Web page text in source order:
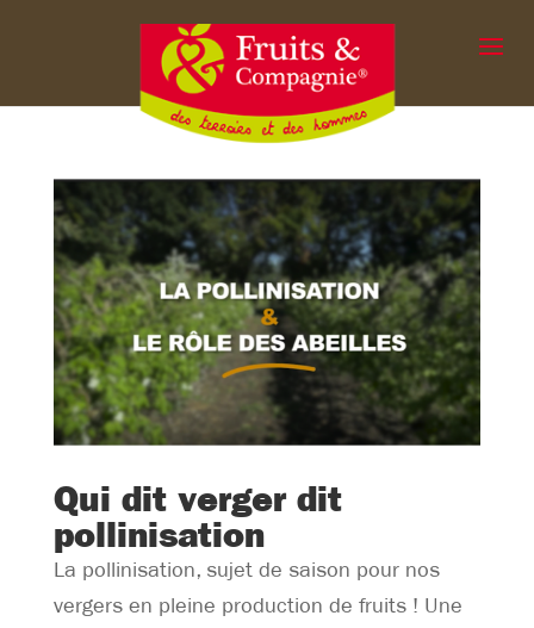
Qui dit verger dit
pollinisation
La pollinisation, sujet de saison pour nos
vergers en pleine production de fruits ! Une